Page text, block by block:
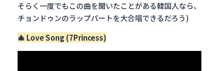
そらく一度でもこの曲を聞いたことがある韓国人なら、
チョンドゥンのラップパートを大合唱できるだろう)
🎄 Love Song (7Princess)